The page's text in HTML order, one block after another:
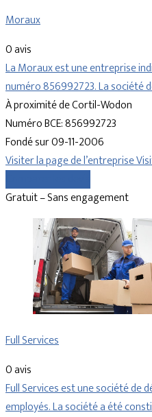
Moraux
0 avis
La Moraux est une entreprise
numéro 856992723. La société
À proximité de Cortil-Wodon
Numéro BCE: 856992723
Fondé sur 09-11-2006
Visiter la page de l’entreprise
Gratuit – Sans engagement
Full Services
0 avis
Full Services est une société de
employés. La société a été